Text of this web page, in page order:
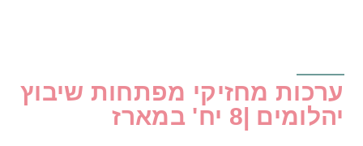
ערכות מחזיקי מפתחות שיבוץ
יהלומים |8 יח' במארז